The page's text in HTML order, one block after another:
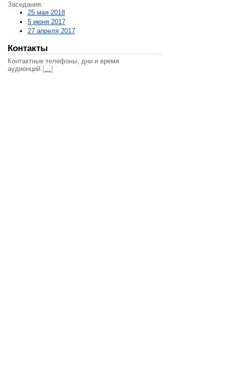
Заседания:
25 мая 2018
5 июня 2017
27 апреля 2017
Контакты
Контактные телефоны, дни и время
аудиенций […]